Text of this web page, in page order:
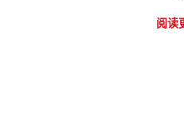
阅读